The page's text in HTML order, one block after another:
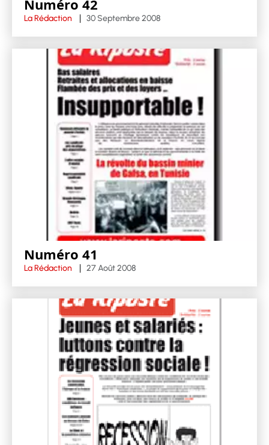
Numéro 42
La Rédaction 30 Septembre 2008
Numéro 41
La Rédaction 27 Août 2008